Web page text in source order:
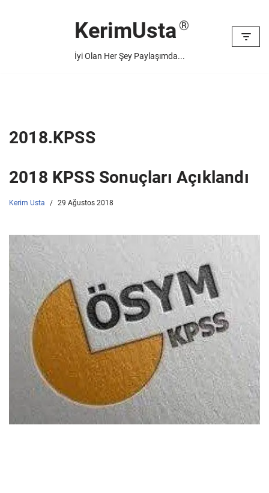
KerimUsta
İyi Olan Her Şey Paylaşımda...
2018.KPSS
2018 KPSS Sonuçları Açıklandı
Kerim Usta 29 Ağustos 2018